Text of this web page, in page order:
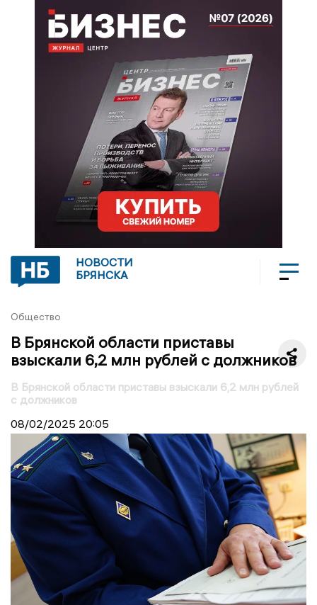
НОВОСТИ
БРЯНСКА
Общество
В Брянской области приставы
взыскали 6,2 млн рублей с должников
В Брянской области приставы взыскали 6,2 млн рублей
с должников
08/02/2025 20:05